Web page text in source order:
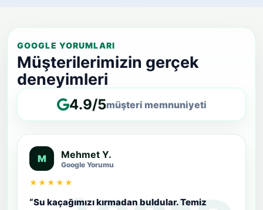
GOOGLE YORUMLARI
Müşterilerimizin gerçek
deneyimleri
4.9/5müşteri memnuniyeti
M Mehmet Y.
Google Yorumu
★★★★★
“Su kaçağımızı kırmadan buldular. Temiz